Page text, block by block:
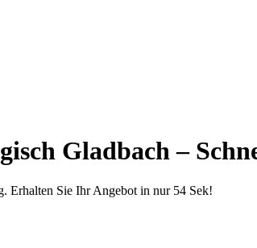
Gladbach –
Erhalten Sie Ihr Angebot in nur 54 Sek!